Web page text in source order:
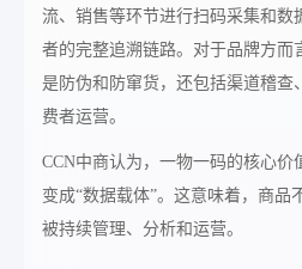
流、销售等环节进行扫码采集和数
者的完整追溯链路。对于品牌方而
是防伪和防窜货，还包括渠道稽查
费者运营。
CCN中商认为，一物一码的核心价
变成“数据载体”。这意味着，商品
被持续管理、分析和运营。